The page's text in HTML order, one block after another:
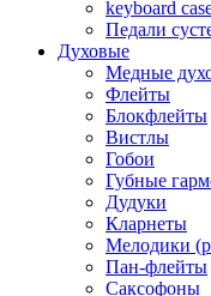
keyboard
Педали
Духовые
Медные
Флейты
Блокфлейты
Вистлы
Гобои
Губные
Дудуки
Кларнеты
Мелодики
Пан-флейты
Саксофоны